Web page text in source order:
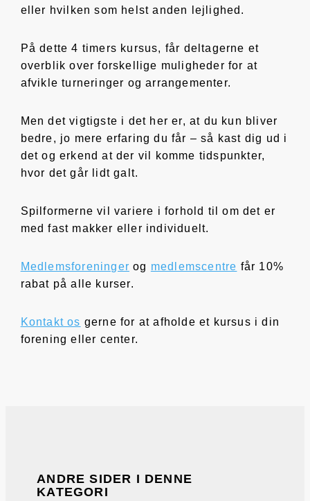
eller hvilken som helst anden lejlighed.
På dette 4 timers kursus, får deltagerne et
overblik over forskellige muligheder for at
afvikle turneringer og arrangementer.
Men det vigtigste i det her er, at du kun bliver
bedre, jo mere erfaring du får – så kast dig ud i
det og erkend at der vil komme tidspunkter,
hvor det går lidt galt.
Spilformerne vil variere i forhold til om det er
med fast makker eller individuelt.
Medlemsforeninger og medlemscentre får 10%
rabat på alle kurser.
Kontakt os gerne for at afholde et kursus i din
forening eller center.
ANDRE SIDER I DENNE
KATEGORI